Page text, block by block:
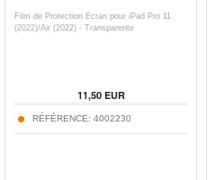
Film de Protection Ecran pour iPad Pro 11
(2022)/Air (2022) - Transparente
11,50EUR
RÉFÉRENCE: 4002230